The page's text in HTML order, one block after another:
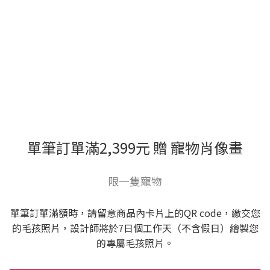
單筆訂單滿2,399元 贈 寵物肖像畫
限一隻寵物
單筆訂單滿額時，請留意商品內卡片上的QR code，繳交您
的毛孩照片，設計師將於7日個工作天（不含假日）繪製您
的專屬毛孩照片。